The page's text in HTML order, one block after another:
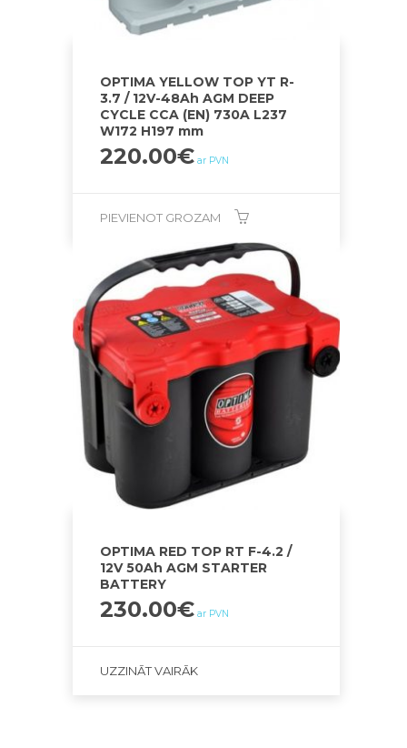
OPTIMA YELLOW TOP YT R-
3.7 / 12V-48Ah AGM DEEP
CYCLE CCA (EN) 730A L237
W172 H197 mm
220.00€ ar PVN
PIEVIENOT GROZAM
OPTIMA RED TOP RT F-4.2 /
12V 50Ah AGM STARTER
BATTERY
230.00€ ar PVN
UZZINĀT VAIRĀK